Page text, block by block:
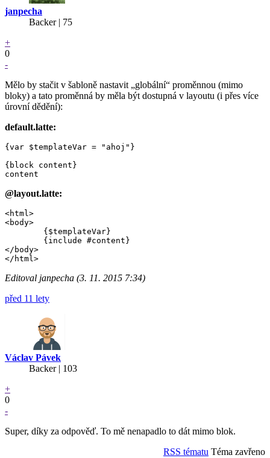
janpecha
Backer| 75
+
0
-
Mělo by stačit v šabloně nastavit „globální“ proměnnou (mimo
bloky) a tato proměnná by měla být dostupná v layoutu (i přes více
úrovní dědění):
default.latte:
{var $templateVar = "ahoj"}
{block content}
@layout.latte:
<html>
<body>
</body>
Editoval janpecha (3. 11. 2015 7:34)
před 11 lety
Václav Pávek
Backer| 103
+
0
-
Super, díky za odpověď. To mě nenapadlo to dát mimo blok.
RSS tématu Téma zavřeno